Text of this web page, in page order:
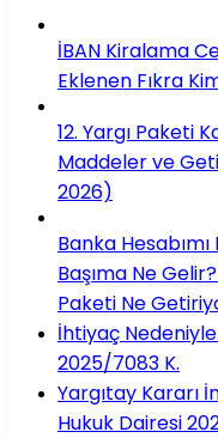
İBAN Kiralama
Eklenen Fıkra
12. Yargı Paketi
Maddeler ve
2026)
Banka Hesabımı
Başıma Ne
Paketi Ne
İhtiyaç
2025/7083 K.
Yargıtay Kararı
Hukuk Dairesi